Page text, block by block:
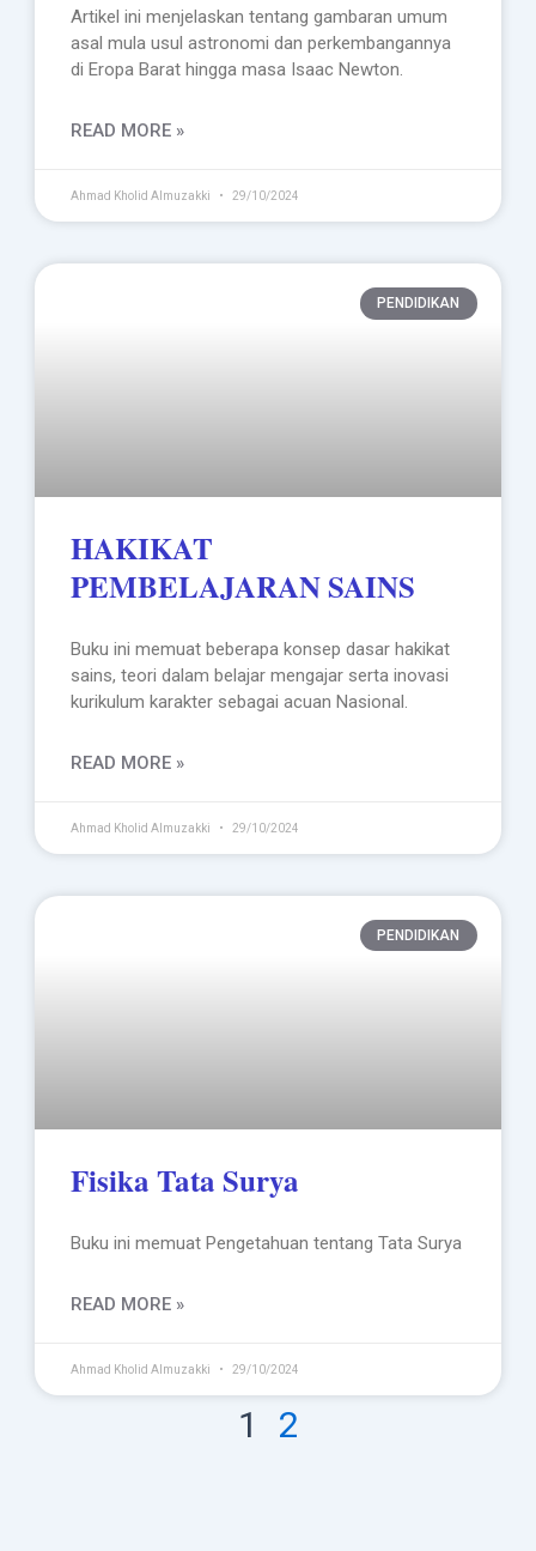
Artikel ini menjelaskan tentang gambaran umum
asal mula usul astronomi dan perkembangannya
di Eropa Barat hingga masa Isaac Newton.
READ MORE »
Ahmad Kholid Almuzakki 29/10/2024
PENDIDIKAN
HAKIKAT
PEMBELAJARAN SAINS
Buku ini memuat beberapa konsep dasar hakikat
sains, teori dalam belajar mengajar serta inovasi
kurikulum karakter sebagai acuan Nasional.
READ MORE »
Ahmad Kholid Almuzakki 29/10/2024
PENDIDIKAN
Fisika Tata Surya
Buku ini memuat Pengetahuan tentang Tata Surya
READ MORE »
Ahmad Kholid Almuzakki 29/10/2024
1 2